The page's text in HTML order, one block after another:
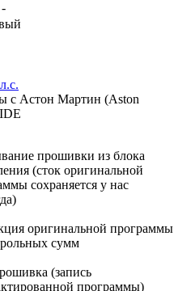
с Астон Мартин (Aston
прошивки из блока
(сток оригинальной
сохраняется у нас
оригинальной программы
сумм
(запись
программы)